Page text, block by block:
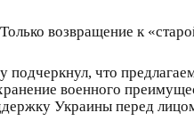
возвращение к
подчеркнул, что
военного
Украины перед